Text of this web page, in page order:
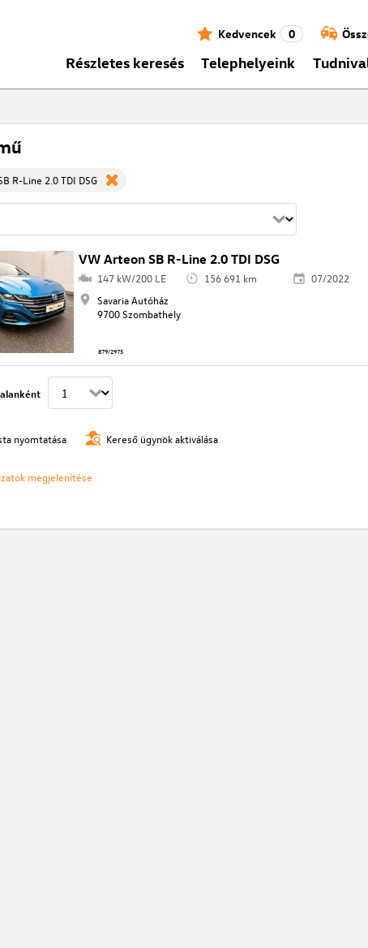
Kedvencek 0
Részletes keresés Telephelyeink
R-Line 2.0 TDI DSG
VW Arteon SB R-Line 2.0 TDI DSG
147 kW/200 LE 156 691 km
07/2022
Savaria Autóház
9700 Szombathely
879/2975
nyomtatása Kereső ügynök aktiválása
megjelenítése